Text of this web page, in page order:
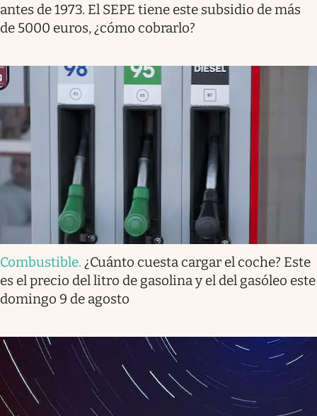
antes de 1973. El SEPE tiene este subsidio de más
de 5000 euros, ¿cómo cobrarlo?
Combustible. ¿Cuánto cuesta cargar el coche? Este
es el precio del litro de gasolina y el del gasóleo este
domingo 9 de agosto